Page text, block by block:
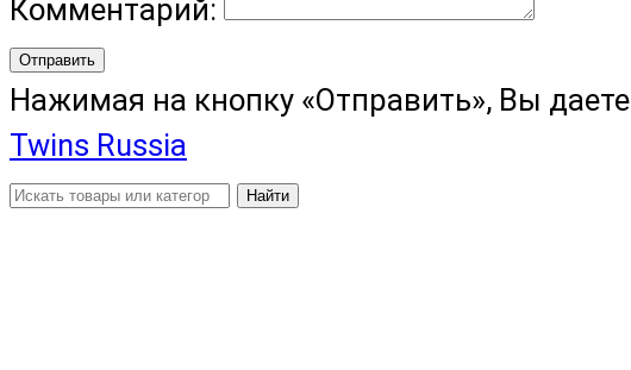
Комментарий:
Отправить
Нажимая на кнопку «Отправить», Вы даете
Twins Russia
Найти